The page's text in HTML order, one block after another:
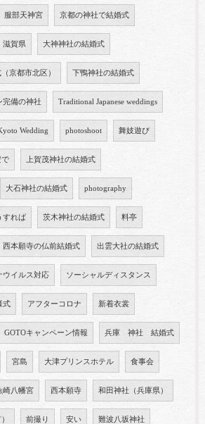
服部天神宮 京都の神社で結婚式
滋賀県 大神神社の結婚式
京都市北区） 下鴨神社の結婚式
完備の神社 Traditional Japanese weddings
Wedding photoshoot 舞妓遊び
で 上賀茂神社の結婚式
大石神社の結婚式 photography
すれば 茨木神社の結婚式 料亭
西本願寺の仏前結婚式 出雲大社の結婚式
ウイルス対応 ソーシャルディスタンス
式 アフターコロナ 新着衣裳
GOTOキャンペーン情報 兵庫 神社 結婚式
宮島 大津プリンスホテル 食事会
崎八幡宮 西本願寺 和田神社（兵庫県）
前撮り 安い 難波八坂神社